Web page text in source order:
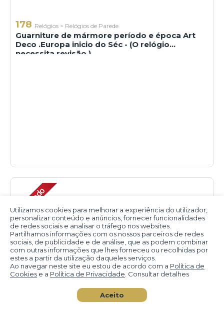
Utilizamos cookies para melhorar a experiência do utilizador,
personalizar conteúdo e anúncios, fornecer funcionalidades
de redes sociais e analisar o tráfego nos websites.
Partilhamos informações com os nossos parceiros de redes
sociais, de publicidade e de análise, que as podem combinar
com outras informações que lhes forneceu ou recolhidas por
estes a partir da utilização daqueles serviços.
Ao navegar neste site eu estou de acordo com a Política de
Cookies e a Política de Privacidade . Consultar detalhes
Aceito
178 Relógios > Relógios de Parede
Guarniture de mármore período e época Art
Deco .Europa inicio do Séc - (O relógio
necessita revisão )